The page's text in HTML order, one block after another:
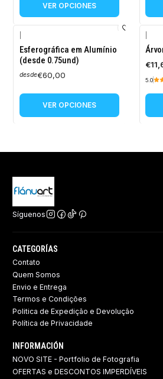
VER OPCIONES
Esferográfica em Alumínio
(desde 0.75und)
desde€60,00
VER OPCIONES
-
5.0
Síguenos
CATEGORÍAS
Contato
Quem Somos
Envio e Entrega
Termos e Condições
Politica de Expedição e Devolução ​
Política de Privacidade
INFORMACIÓN
NOVO SITE - Portfolio de Fotografia
OFERTAS e DESCONTOS IMPERDÍVEIS